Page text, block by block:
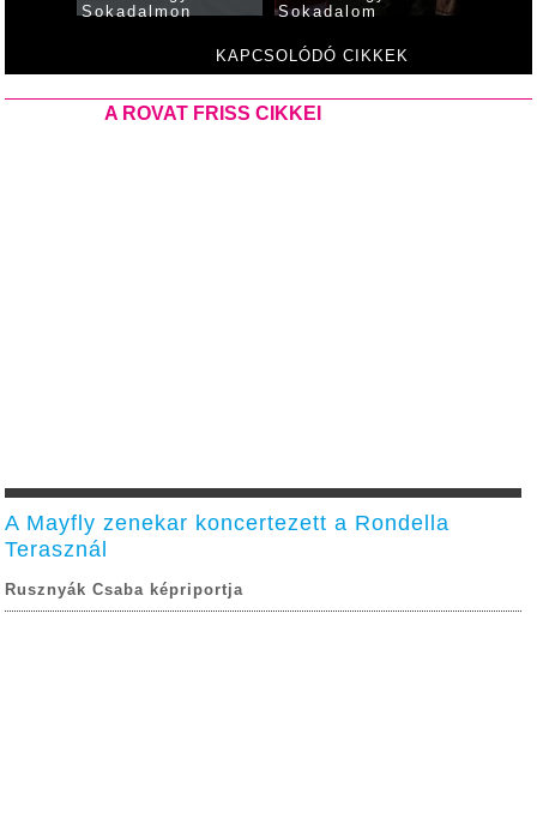
KAPCSOLÓDÓ CIKKEK
Sokadalmon
Sokadalom
A ROVAT FRISS CIKKEI
A Mayfly zenekar koncertezett a Rondella
Terasznál
Rusznyák Csaba képriportja